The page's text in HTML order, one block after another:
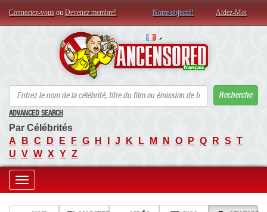
Connectez-vous ou Devenez membre! Notre objectif! Aidez-Moi
Recherche
ADVANCED SEARCH
Par Célébrités
A
B C D E F G H J K L M N O P Q R S T
U V W X Y Z
Toggle